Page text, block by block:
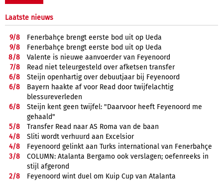
Laatste nieuws
9/8
Fenerbahçe brengt eerste bod uit op Ueda
9/8
Fenerbahçe brengt eerste bod uit op Ueda
8/8
Valente is nieuwe aanvoerder van Feyenoord
7/8
Read niet teleurgesteld over afketsen transfer
6/8
Steijn openhartig over debuutjaar bij Feyenoord
6/8
Bayern haakte af voor Read door twijfelachtig
blessureverleden
6/8
Steijn kent geen twijfel: "Daarvoor heeft Feyenoord me
gehaald"
5/8
Transfer Read naar AS Roma van de baan
4/8
Sliti wordt verhuurd aan Excelsior
4/8
Feyenoord gelinkt aan Turks international van Fenerbahçe
3/8
COLUMN: Atalanta Bergamo ook verslagen; oefenreeks in
stijl afgerond
2/8
Feyenoord wint duel om Kuip Cup van Atalanta